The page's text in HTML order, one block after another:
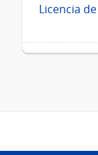
Licencia